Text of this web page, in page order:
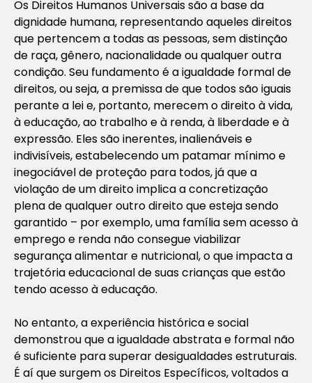
Os Direitos Humanos Universais são a base da
dignidade humana, representando aqueles direitos
que pertencem a todas as pessoas, sem distinção
de raça, gênero, nacionalidade ou qualquer outra
condição. Seu fundamento é a igualdade formal de
direitos, ou seja, a premissa de que todos são iguais
perante a lei e, portanto, merecem o direito à vida,
à educação, ao trabalho e à renda, à liberdade e à
expressão. Eles são inerentes, inalienáveis e
indivisíveis, estabelecendo um patamar mínimo e
inegociável de proteção para todos, já que a
violação de um direito implica a concretização
plena de qualquer outro direito que esteja sendo
garantido – por exemplo, uma família sem acesso à
emprego e renda não consegue viabilizar
segurança alimentar e nutricional, o que impacta a
trajetória educacional de suas crianças que estão
tendo acesso à educação.
No entanto, a experiência histórica e social
demonstrou que a igualdade abstrata e formal não
é suficiente para superar desigualdades estruturais.
É aí que surgem os Direitos Específicos, voltados a